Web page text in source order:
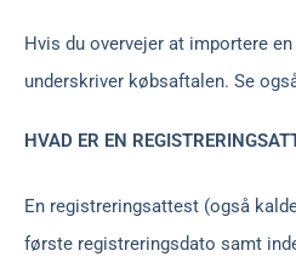
Hvis du overvejer at importere
underskriver købsaftalen. Se
HVAD ER EN
En registreringsattest (også
første registreringsdato samt